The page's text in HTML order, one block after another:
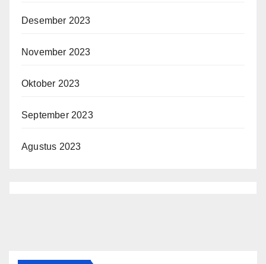
Desember 2023
November 2023
Oktober 2023
September 2023
Agustus 2023